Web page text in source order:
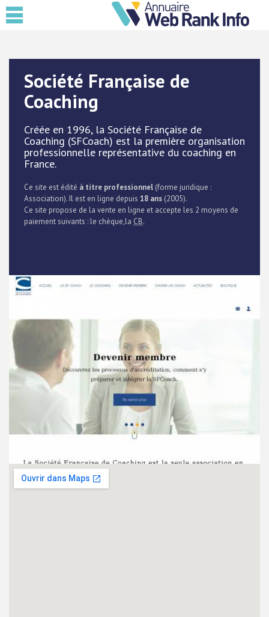
Société Française de
Coaching
Créée en 1996, la Société Française de
Coaching (SFCoach) est la première organisation
professionnelle représentative du coaching en
France.
Ce site est édité à titre professionnel (forme juridique :
Association). Il est en ligne depuis 18 ans (2005).
Ce site propose de la vente en ligne et accepte les 2 moyens de
paiement suivants : le chèque,la CB.